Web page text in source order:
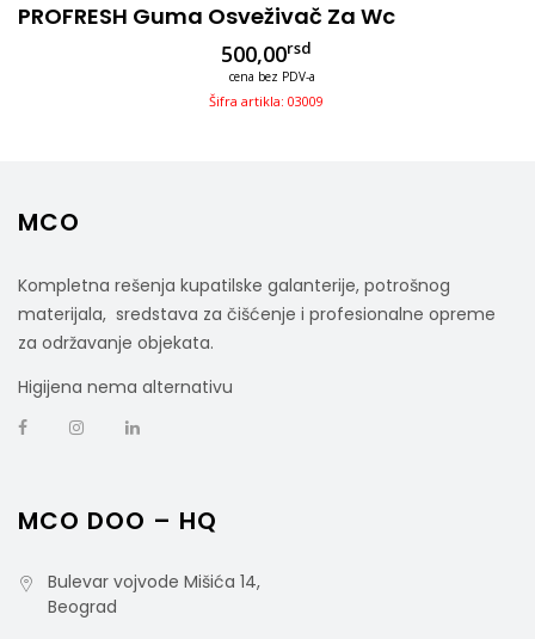
PROFRESH Guma Osveživač Za Wc
500,00rsd
cena bez PDV-a
Šifra artikla: 03009
MCO
Kompletna rešenja kupatilske galanterije, potrošnog
materijala, sredstava za čišćenje i profesionalne opreme
za održavanje objekata.
Higijena nema alternativu
MCO DOO – HQ
Bulevar vojvode Mišića 14,
Beograd